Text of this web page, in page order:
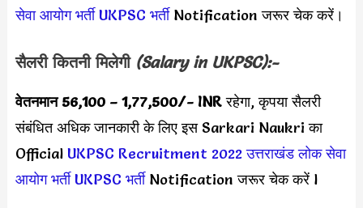
सेवा आयोग भर्ती UKPSC भर्तीNotification जरूर चेक करें।
सैलरी कितनी मिलेगी (Salary in UKPSC):-
वेतनमान56,100 – 1,77,500/- INRरहेगा, कृपया सैलरी
संबंधित अधिक जानकारी के लिए इस Sarkari Naukri का
Official UKPSC Recruitment 2022 उत्तराखंड लोक सेवा
आयोग भर्ती UKPSC भर्तीNotification जरूर चेक करें l